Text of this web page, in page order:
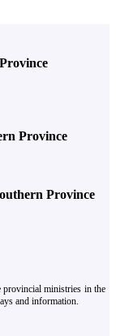
Province
Province
provincial ministries in the
and information.